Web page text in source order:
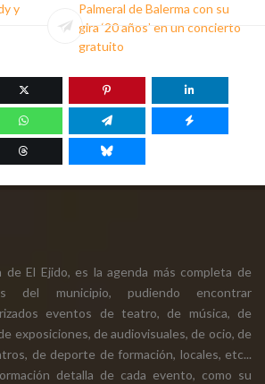
y
Palmeral de Balerma con su
gira ‘20 años’ en un concierto
gratuito
de El Ejido, es la agenda más completa de
del municipio, pudiendo encontrar
eventos de teatro, de música, de
exposiciones, de audiovisuales, de ocio, de
de deporte de formación, locales, etc...
detalla de cada evento, como su